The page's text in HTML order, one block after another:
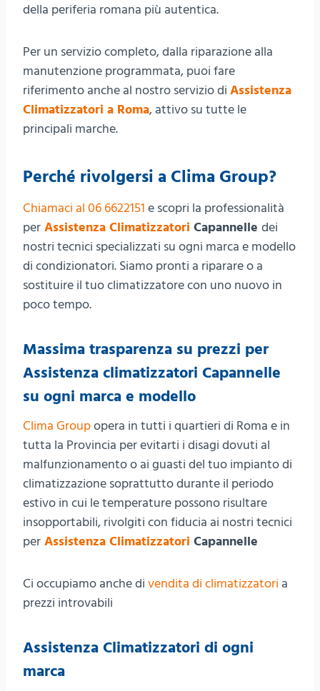
della periferia romana più autentica.
Per un servizio completo, dalla riparazione alla
manutenzione programmata, puoi fare
riferimento anche al nostro servizio di Assistenza
Climatizzatori a Roma, attivo su tutte le
principali marche.
Perché rivolgersi a Clima Group?
Chiamaci al 06 6622151 e scopri la professionalità
per Assistenza Climatizzatori Capannelle dei
nostri tecnici specializzati su ogni marca e modello
di condizionatori. Siamo pronti a riparare o a
sostituire il tuo climatizzatore con uno nuovo in
poco tempo.
Massima trasparenza su prezzi per
Assistenza climatizzatori Capannelle
su ogni marca e modello
Clima Groupopera in tutti i quartieri di Roma e in
tutta la Provincia per evitarti i disagi dovuti al
malfunzionamento o ai guasti del tuo impianto di
climatizzazione soprattutto durante il periodo
estivo in cui le temperature possono risultare
insopportabili, rivolgiti con fiducia ai nostri tecnici
per Assistenza Climatizzatori Capannelle
Ci occupiamo anche di vendita di climatizzatori a
prezzi introvabili
Assistenza Climatizzatori di ogni
marca